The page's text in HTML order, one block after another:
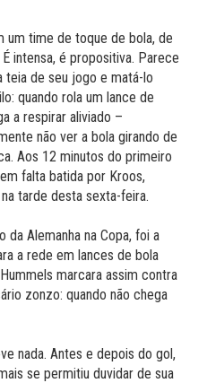
um time de toque de bola, de
intensa, é propositiva. Parece
teia de seu jogo e matá-lo
quando rola um lance de
a respirar aliviado –
não ver a bola girando de
Aos 12 minutos do primeiro
falta batida por Kroos,
tarde desta sexta-feira.
Alemanha na Copa, foi a
a rede em lances de bola
marcara assim contra
zonzo: quando não chega
nada. Antes e depois do gol,
se permitiu duvidar de sua